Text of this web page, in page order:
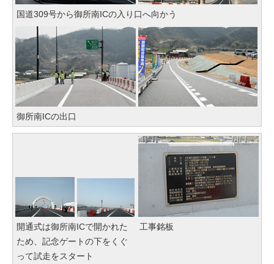
国道309号から御所南ICの入り口へ向かう
御所南ICの出口
開通式は御所南ICで開かれた
ため、記念ゲートの下をくぐ
って試走をスタート
工事銘板